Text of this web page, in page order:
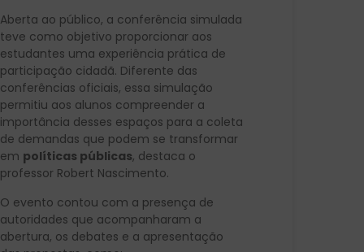
Aberta ao público, a conferência simulada
teve como objetivo proporcionar aos
estudantes uma experiência prática de
participação cidadã. Diferente das
conferências oficiais, essa simulação
permitiu aos alunos compreender a
importância desses espaços para a coleta
de demandas que podem se transformar
em políticas públicas, destaca o
professor Robert Nascimento.
O evento contou com a presença de
autoridades que acompanharam a
abertura, os debates e a apresentação